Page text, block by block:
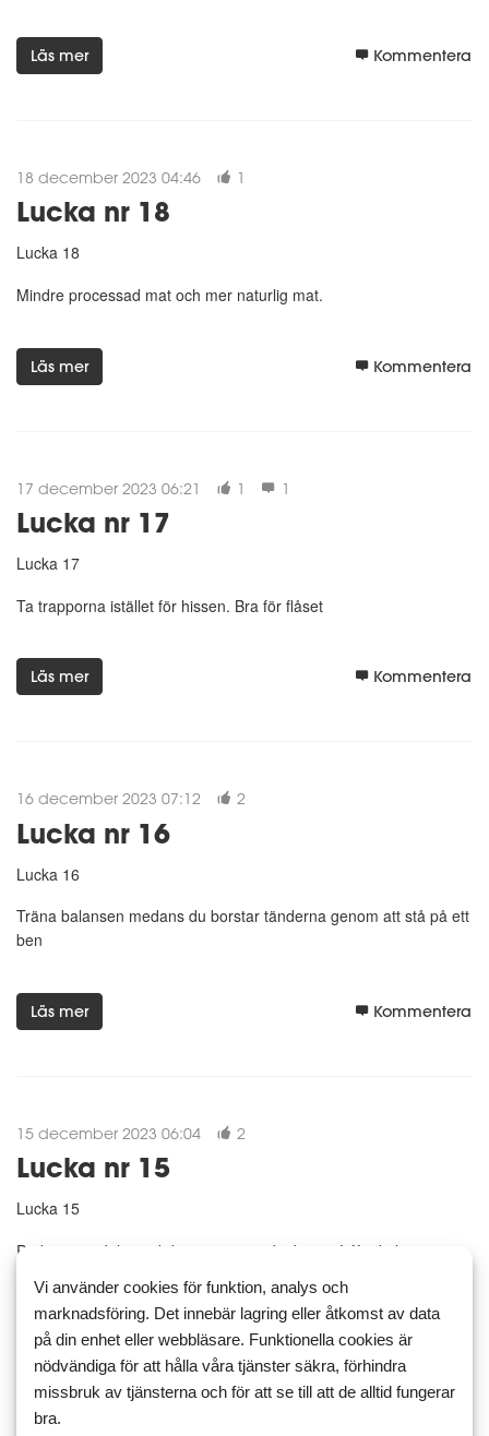
Läs mer Kommentera
18 december 2023 04:46 1
Lucka nr 18
Lucka 18
Mindre processad mat och mer naturlig mat.
Läs mer Kommentera
17 december 2023 06:21 1 1
Lucka nr 17
Lucka 17
Ta trapporna istället för hissen. Bra för flåset
Läs mer Kommentera
16 december 2023 07:12 2
Lucka nr 16
Lucka 16
Träna balansen medans du borstar tänderna genom att stå på ett
ben
Läs mer Kommentera
15 december 2023 06:04 2
Lucka nr 15
Lucka 15
Parkera inte bilen vid dörren utan en bit bort, så får du lite extra
Läs mer Kommentera
Vi använder cookies för funktion, analys och
marknadsföring. Det innebär lagring eller åtkomst av data
på din enhet eller webbläsare. Funktionella cookies är
nödvändiga för att hålla våra tjänster säkra, förhindra
missbruk av tjänsterna och för att se till att de alltid fungerar
bra.